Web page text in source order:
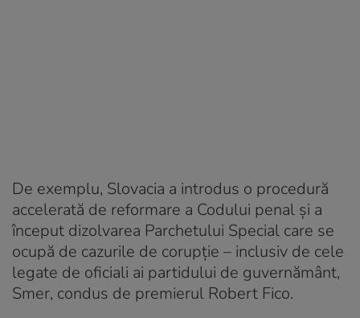
De exemplu, Slovacia a introdus o procedură
accelerată de reformare a Codului penal şi a
început dizolvarea Parchetului Special care se
ocupă de cazurile de corupţie – inclusiv de cele
legate de oficiali ai partidului de guvernământ,
Smer, condus de premierul Robert Fico.